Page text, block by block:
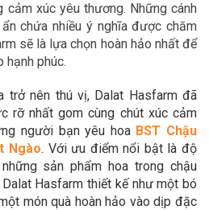
cảm xúc yêu thương. Những cánh
chứa nhiều ý nghĩa được chăm
sẽ là lựa chọn hoàn hảo nhất để
hạnh phúc.
trở nên thú vị, Dalat Hasfarm đã
rỡ nhất gom cùng chút xúc cảm
người bạn yêu hoa BST Chậu
Ngào. Với ưu điểm nổi bật là độ
sản phẩm hoa trong chậu
Hasfarm thiết kế như một bó
món quà hoàn hảo vào dịp đặc